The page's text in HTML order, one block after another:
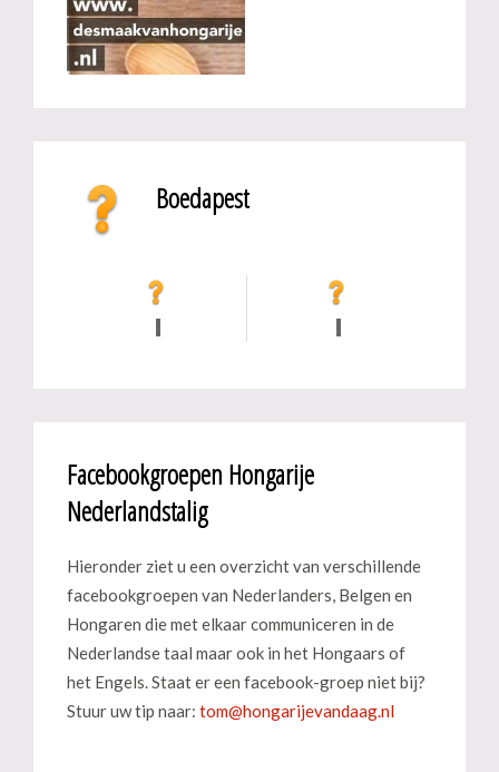
Boedapest
Facebookgroepen Hongarije
Nederlandstalig
Hieronder ziet u een overzicht van verschillende
facebookgroepen van Nederlanders, Belgen en
Hongaren die met elkaar communiceren in de
Nederlandse taal maar ook in het Hongaars of
het Engels. Staat er een facebook-groep niet bij?
Stuur uw tip naar: